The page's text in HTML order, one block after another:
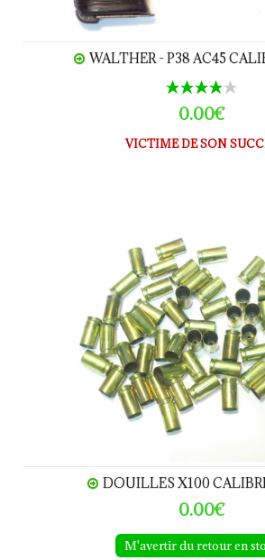
WALTHER - P38 AC45
0.00€
VICTIME DE SON
DOUILLES X100
0.00€
M'avertir du retour en